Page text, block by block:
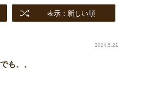
表示：新しい順
2024.5.21
も、、